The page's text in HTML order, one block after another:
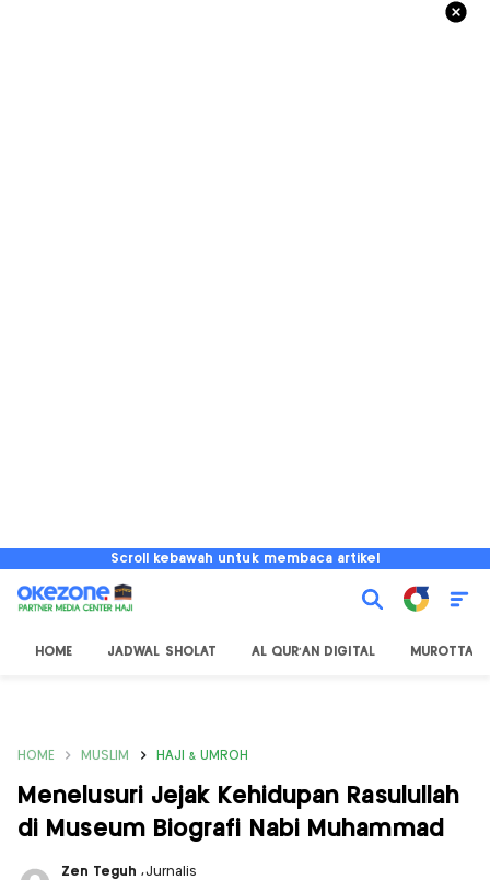
Scroll kebawah untuk membaca artikel
HOME JADWAL SHOLAT AL QUR'AN DIGITAL MUROTTAL
HOME MUSLIM HAJI & UMROH
Menelusuri Jejak Kehidupan Rasulullah
di Museum Biografi Nabi Muhammad
Zen Teguh,Jurnalis